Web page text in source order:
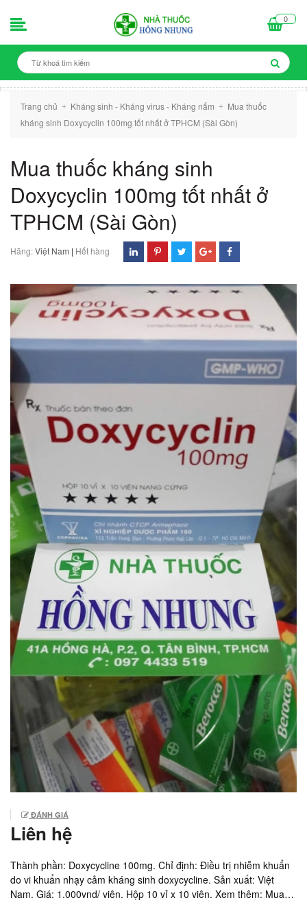
0
Trang chủ + Kháng sinh - Kháng virus - Kháng nấm +
Mua thuốc
kháng sinh Doxycyclin 100mg tốt nhất ở TPHCM (Sài Gòn)
Mua thuốc kháng sinh
Doxycyclin 100mg tốt nhất ở
TPHCM (Sài Gòn)
Hãng:Việt Nam | Hết hàng
ĐÁNH GIÁ
Liên hệ
Thành phần: Doxycycline 100mg. Chỉ định: Điều trị nhiễm khuẩn
do vi khuẩn nhạy cảm kháng sinh doxycycline. Sản xuất: Việt
Nam. Giá: 1.000vnd/ viên. Hộp 10 vỉ x 10 viên. Xem thêm: Mua